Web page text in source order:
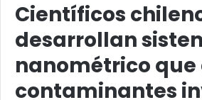
Científicos
desarrollan
nanométrico
contaminantes